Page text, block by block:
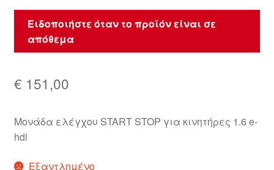
Ειδοποιήστε όταν το προϊόν είναι σε
απόθεμα
€ 151,00
Μονάδα ελέγχου START STOP για κινητήρες 1.6 e-
hdi
Εξαντλημένο